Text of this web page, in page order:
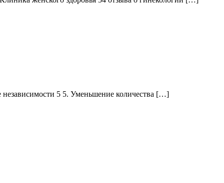
5 5. Уменьшение количества […]